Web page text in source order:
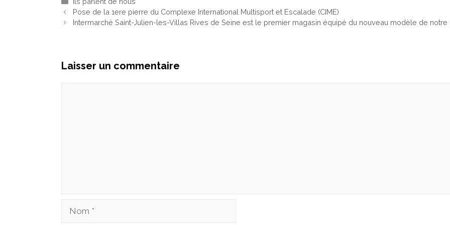
Pose de la 1ere pierre du Complexe International Multisport et Escalade (CIME)
Intermarché Saint-Julien-les-Villas Rives de Seine est le premier magasin équipé du nouveau modèle de notre
Laisser un commentaire